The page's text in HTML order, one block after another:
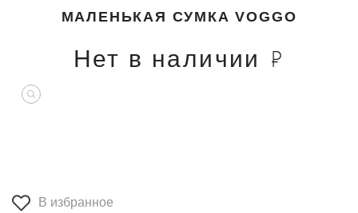
МАЛЕНЬКАЯ СУМКА VOGGO
Нет в наличии
В избранное